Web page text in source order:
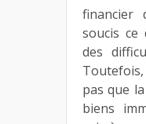
financier
soucis
des
pas que
biens